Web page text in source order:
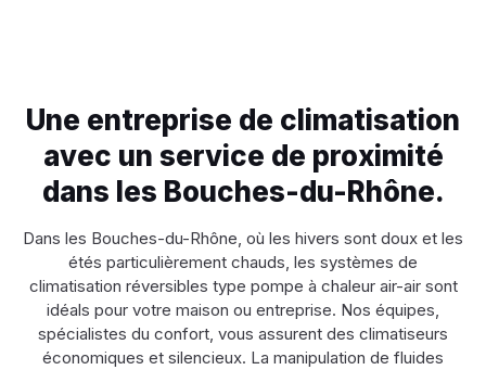
Une entreprise de climatisation
avec un service de proximité
dans les Bouches-du-Rhône.
Dans les Bouches-du-Rhône, où les hivers sont doux et les
étés particulièrement chauds, les systèmes de
climatisation réversibles type pompe à chaleur air-air sont
idéals pour votre maison ou entreprise. Nos équipes,
spécialistes du confort, vous assurent des climatiseurs
économiques et silencieux. La manipulation de fluides